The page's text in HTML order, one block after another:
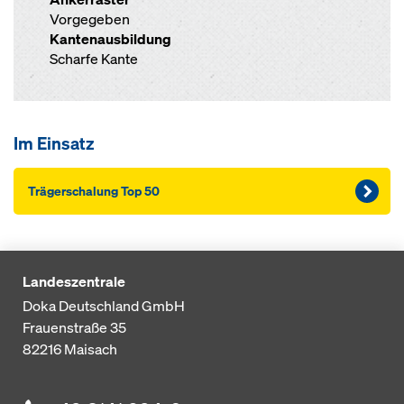
Vorgegeben
Kantenausbildung
Scharfe Kante
Im Einsatz
Träger­schalung Top 50
Landeszentrale
Doka Deutschland GmbH
Frauenstraße 35
82216Maisach